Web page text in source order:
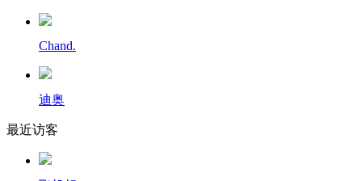
Chand.
迪奥
最近访客